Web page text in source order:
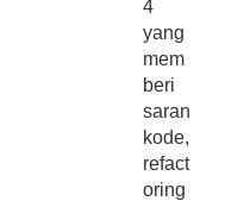
4
yang
mem
beri
saran
kode,
refact
oring